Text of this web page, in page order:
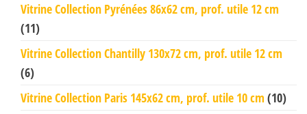
Vitrine Collection Pyrénées 86x62 cm, prof. utile 12 cm
(11)
Vitrine Collection Chantilly 130x72 cm, prof. utile 12 cm
(6)
Vitrine Collection Paris 145x62 cm, prof. utile 10 cm (10)